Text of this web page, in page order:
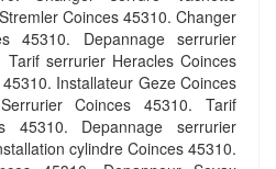
Coinces 45310. Changer
45310. Depannage serrurier
Tarif serrurier Heracles Coinces
Installateur Geze Coinces
Coinces 45310. Tarif
45310. Depannage serrurier
cylindre Coinces 45310.